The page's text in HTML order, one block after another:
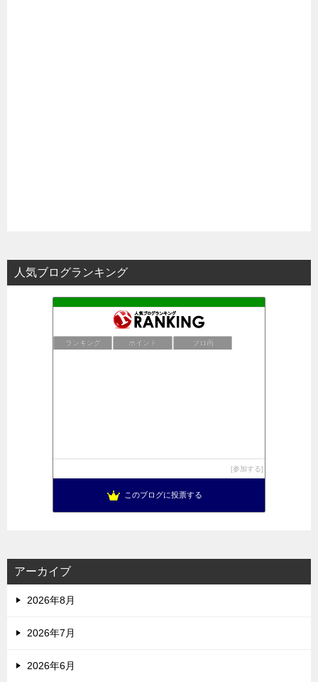
人気ブログランキング
ランキング ポイント ブロ画
参加する
このブログに投票する
アーカイブ
2026年8月
2026年7月
2026年6月